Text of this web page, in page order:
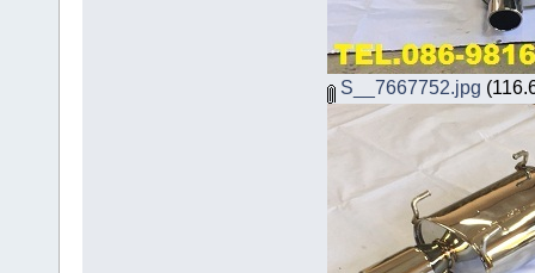
S__7667752.jpg